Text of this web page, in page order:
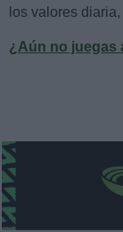
los valores
¿Aún no juegas